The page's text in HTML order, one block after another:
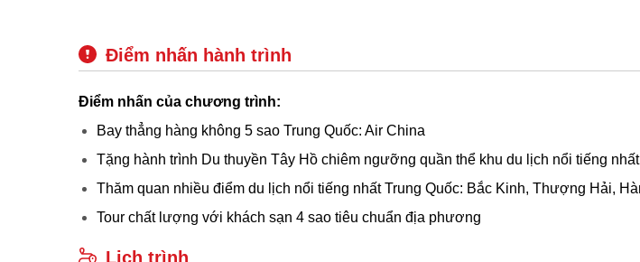
Điểm nhấn hành trình
Điểm nhấn của chương trình:
Bay thẳng hàng không 5 sao Trung Quốc: Air China
Tặng hành trình Du thuyền Tây Hồ chiêm ngưỡng quần thể khu du lịch nổi tiếng
Thăm quan nhiều điểm du lịch nổi tiếng nhất Trung Quốc: Bắc Kinh, Thượng Hải,
Tour chất lượng với khách sạn 4 sao tiêu chuẩn địa phương
Lịch trình